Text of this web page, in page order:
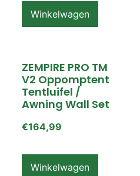
Winkelwagen
ZEMPIRE PRO TM
V2 Oppomptent
Tentluifel /
Awning Wall Set
€164,99
Winkelwagen